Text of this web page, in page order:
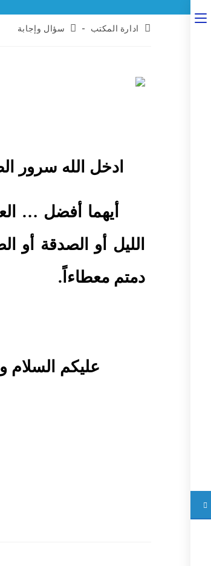
ادارة المكتب سؤال وإجابة
ادخل الله سرور
أيهما أفضل …
الليل أو الصدقة أو
دمتم معطاءاً.
عليكم السلام